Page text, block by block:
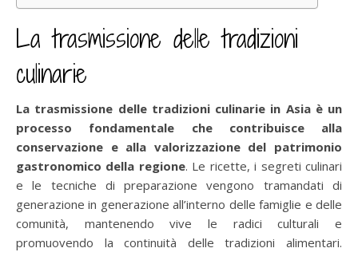
La trasmissione delle tradizioni
culinarie
La trasmissione delle tradizioni culinarie in Asia è un
processo fondamentale che contribuisce alla
conservazione e alla valorizzazione del patrimonio
gastronomico della regione. Le ricette, i segreti culinari
e le tecniche di preparazione vengono tramandati di
generazione in generazione all’interno delle famiglie e delle
comunità, mantenendo vive le radici culturali e
promuovendo la continuità delle tradizioni alimentari.